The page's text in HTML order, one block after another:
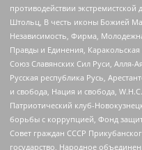
противодействии
Штольц, В честь иконы Божией
Независимость, Фирма,
Правды и Единения,
Союз Славянских Сил Руси, Алля-
Русская республика Русь,
и свобода, Нация и свобода,
Патриотический клуб-
борьбы с коррупцией, Фонд
Совет граждан СССР
государство, Народное